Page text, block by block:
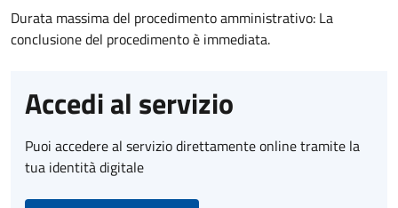
Durata massima del procedimento amministrativo: La
conclusione del procedimento è immediata.
Accedi al servizio
Puoi accedere al servizio direttamente online tramite la
tua identità digitale